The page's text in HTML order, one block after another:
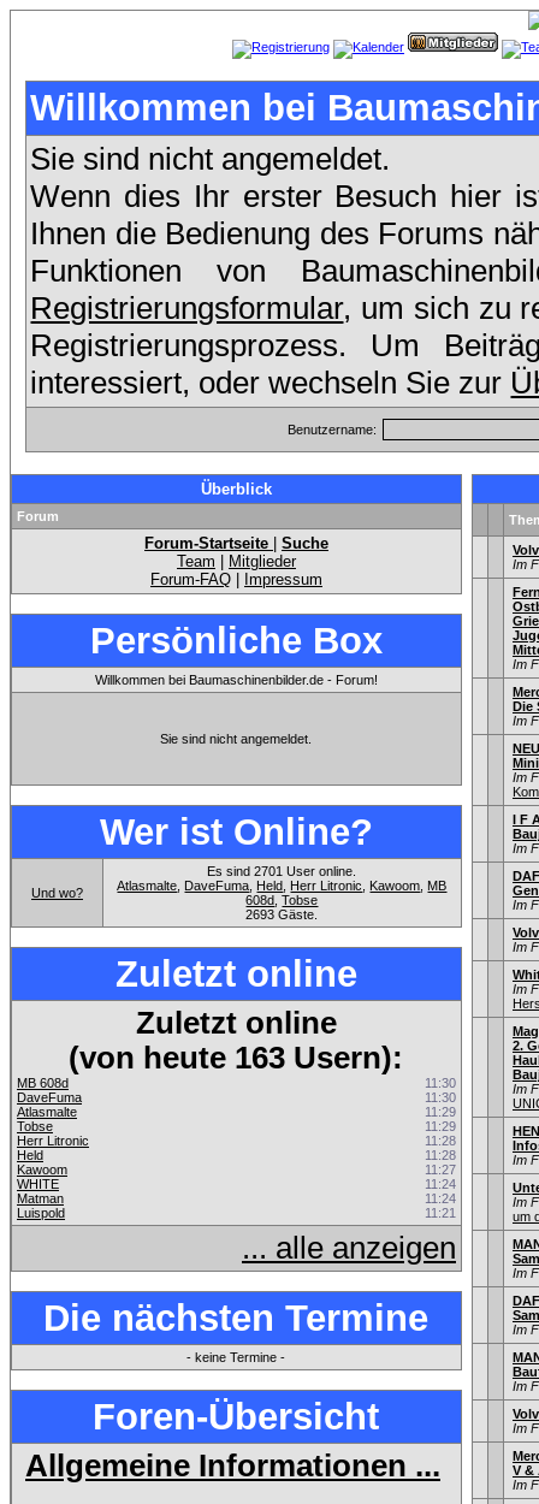
Willkommen bei
Sie sind nicht angemeldet.
Wenn dies Ihr erster Besuch hier
Ihnen die Bedienung des Forums
Funktionen von
Registrierungsformular, um sich zu
Registrierungsprozess. Um
interessiert, oder wechseln Sie zur
Benutzername:
Überblick
Forum
Forum-Startseite
Suche
Team
Mitglieder
Forum-FAQ
Impressum
Persönliche Box
Willkommen bei Baumaschinenbilder.de - Forum!
Sie sind nicht angemeldet.
Wer ist Online?
Und wo?
Es sind 2701 User online.
Atlasmalte DaveFuma Held Herr Litronic Kawoom MB
608d ,Tobse
2693 Gäste.
Zuletzt online
Zuletzt online
(von heute 163 Usern):
MB 608d
11:30
DaveFuma
11:30
Atlasmalte
11:29
Tobse
11:29
Herr Litronic
11:28
Held
11:28
Kawoom
11:27
WHITE
11:24
Matman
11:24
Luispold
11:21
... alle anzeigen
Die nächsten Termine
- keine Termine -
Foren-Übersicht
Allgemeine Informationen ...
Im
Im
Die
Im
Im
I F
Im
Im
Im
Im
2.
Im
Im
Im
um
Im
Im
Im
Im
V &
Im